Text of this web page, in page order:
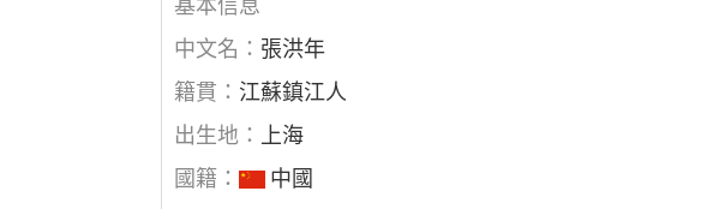
基本信息
中文名： 張洪年
籍貫： 江蘇鎮江人
出生地： 上海
國籍：
中國